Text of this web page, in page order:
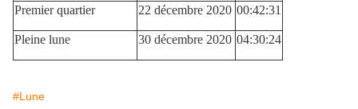
Premier quartier 22 décembre 2020 00:42:31
Pleine lune 30 décembre 2020 04:30:24
#Lune